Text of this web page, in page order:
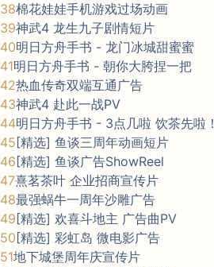
38棉花娃娃手机游戏过场动画
39神武4 龙生九子剧情短片
40明日方舟手书 - 龙门冰城甜蜜蜜
41明日方舟手书 - 朝你大胯捏一把
42热血传奇双端互通广告
43神武4 赴此一战PV
44明日方舟手书 - 3点几啦 饮茶先啦！
45 [精选] 鱼谈三周年动画短片
46 [精选] 鱼谈广告ShowReel
47熹茗茶叶 企业招商宣传片
48最强蜗牛一周年沙雕广告
49 [精选] 欢喜斗地主 广告曲PV
50 [精选] 彩虹岛 微电影广告
51地下城堡周年庆宣传片